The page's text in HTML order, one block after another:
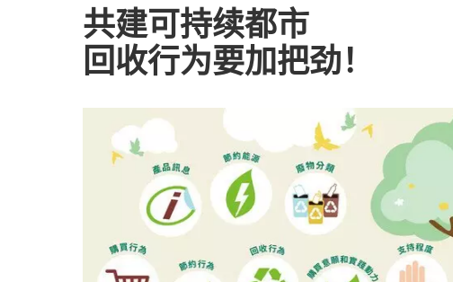
共建可持续都市
回收行为要加把劲！